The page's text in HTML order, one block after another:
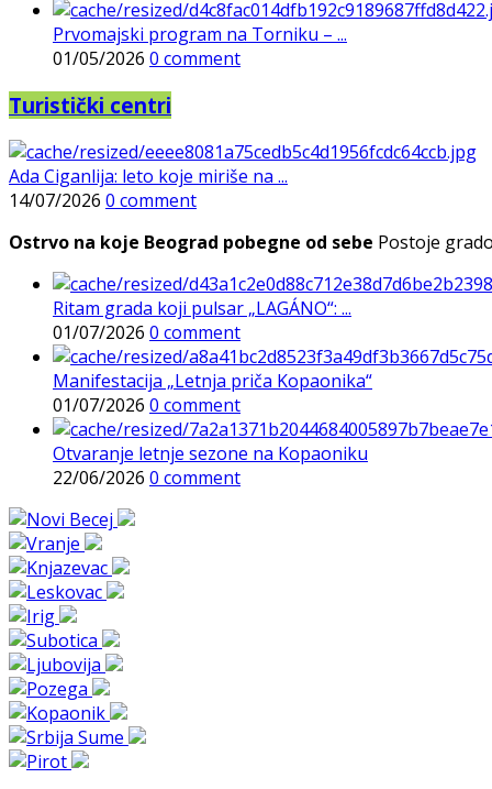
Prvomajski program na Torniku – ...
01/05/2026 0 comment
Turistički centri
Ada Ciganlija: leto koje miriše na ...
14/07/2026 0 comment
Ostrvo na koje Beograd pobegne od sebe Postoje
Ritam grada koji pulsar „LAGÁNO“: ...
01/07/2026 0 comment
Manifestacija „Letnja priča Kopaonika“
01/07/2026 0 comment
Otvaranje letnje sezone na Kopaoniku
22/06/2026 0 comment